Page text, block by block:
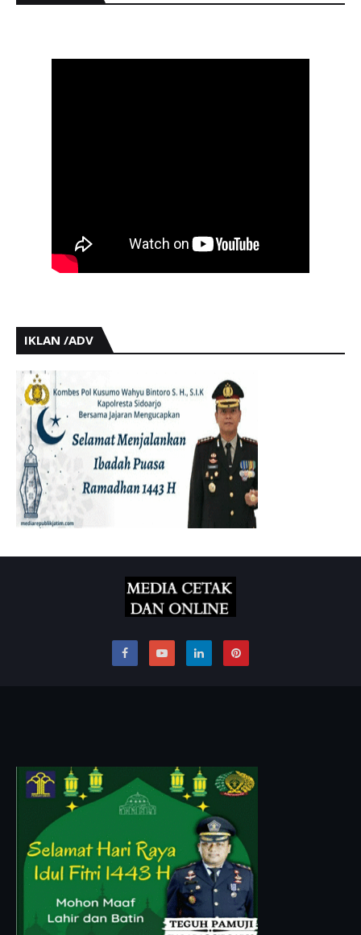
IKLAN /ADV